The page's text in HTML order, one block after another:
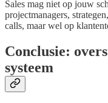
Sales mag niet op jouw
projectmanagers,
calls, maar wel op
Conclusie:
systeem